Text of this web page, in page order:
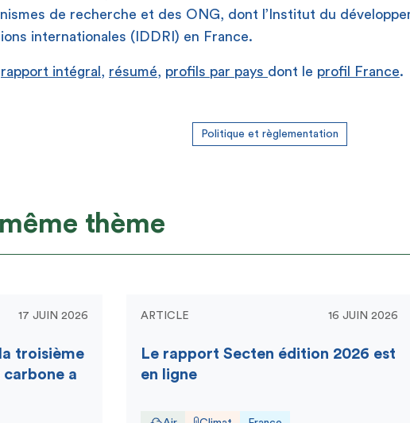
de recherche et des ONG, dont l’Institut du
internationales (IDDRI) en France.
rapport intégral , résumé, profils par pays dont le profil France.
Politique et règlementation
thème
17 JUIN 2026
troisième
a
ARTICLE 16 JUIN 2026
Le rapport Secten édition 2026 est
en ligne